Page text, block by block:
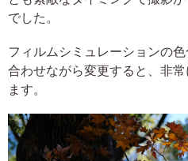
でした。
フィルムシミュレーションの
合わせながら変更すると、非
ます。